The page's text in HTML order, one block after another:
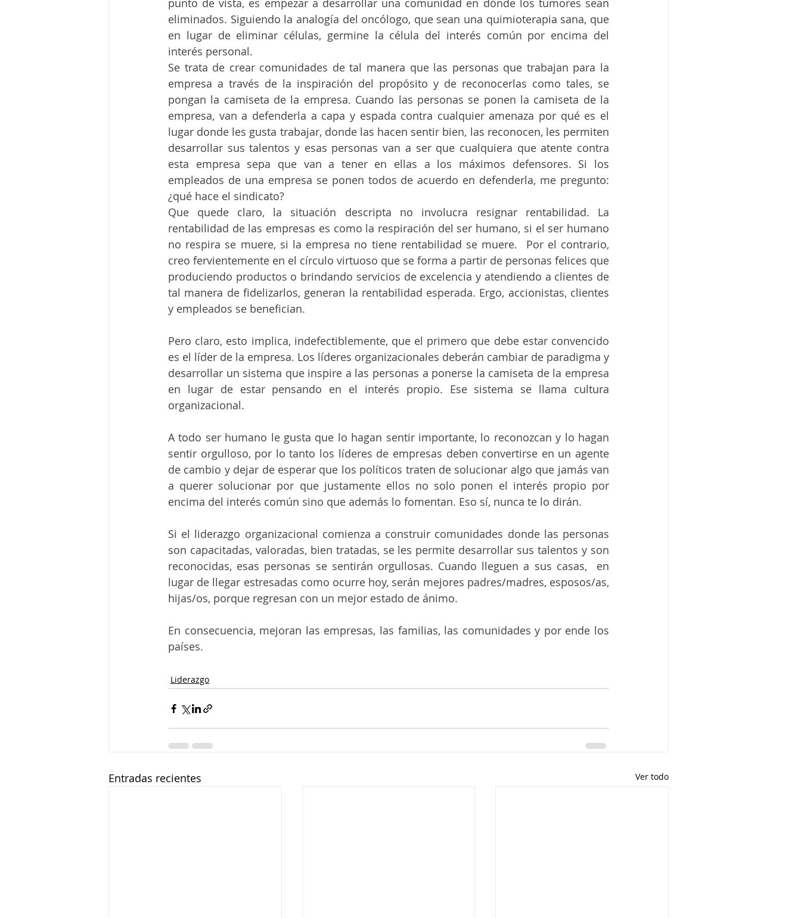
punto de vista, es empezar a desarrollar una comunidad en dónde los tumores sean
eliminados. Siguiendo la analogía del oncólogo, que sean una quimioterapia sana, que
en lugar de eliminar células, germine la célula del interés común por encima del
interés personal.
Se trata de crear comunidades de tal manera que las personas que trabajan para la
empresa a través de la inspiración del propósito y de reconocerlas como tales, se
pongan la camiseta de la empresa. Cuando las personas se ponen la camiseta de la
empresa, van a defenderla a capa y espada contra cualquier amenaza por qué es el
lugar donde les gusta trabajar, donde las hacen sentir bien, las reconocen, les permiten
desarrollar sus talentos y esas personas van a ser que cualquiera que atente contra
esta empresa sepa que van a tener en ellas a los máximos defensores. Si los
empleados de una empresa se ponen todos de acuerdo en defenderla, me pregunto:
¿qué hace el sindicato?
Que quede claro, la situación descripta no involucra resignar rentabilidad. La
rentabilidad de las empresas es como la respiración del ser humano, si el ser humano
no respira se muere, si la empresa no tiene rentabilidad se muere.  Por el contrario,
creo fervientemente en el círculo virtuoso que se forma a partir de personas felices que
produciendo productos o brindando servicios de excelencia y atendiendo a clientes de
tal manera de fidelizarlos, generan la rentabilidad esperada. Ergo, accionistas, clientes
y empleados se benefician.
Pero claro, esto implica, indefectiblemente, que el primero que debe estar convencido
es el líder de la empresa. Los líderes organizacionales deberán cambiar de paradigma y
desarrollar un sistema que inspire a las personas a ponerse la camiseta de la empresa
en lugar de estar pensando en el interés propio. Ese sistema se llama cultura
organizacional.
A todo ser humano le gusta que lo hagan sentir importante, lo reconozcan y lo hagan
sentir orgulloso, por lo tanto los líderes de empresas deben convertirse en un agente
de cambio y dejar de esperar que los políticos traten de solucionar algo que jamás van
a querer solucionar por que justamente ellos no solo ponen el interés propio por
encima del interés común sino que además lo fomentan. Eso sí, nunca te lo dirán.
Si el liderazgo organizacional comienza a construir comunidades donde las personas
son capacitadas, valoradas, bien tratadas, se les permite desarrollar sus talentos y son
reconocidas, esas personas se sentirán orgullosas. Cuando lleguen a sus casas,  en
lugar de llegar estresadas como ocurre hoy, serán mejores padres/madres, esposos/as,
hijas/os, porque regresan con un mejor estado de ánimo.
En consecuencia, mejoran las empresas, las familias, las comunidades y por ende los
países.
Liderazgo
Entradas recientes Ver todo